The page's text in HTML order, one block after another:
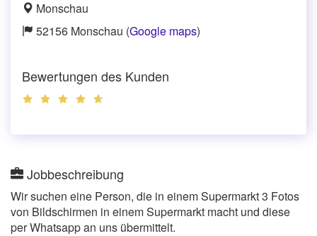
Monschau
52156 Monschau (Google maps)
Bewertungen des Kunden
Jobbeschreibung
Wir suchen eine Person, die in einem Supermarkt 3 Fotos
von Bildschirmen in einem Supermarkt macht und diese
per Whatsapp an uns übermittelt.